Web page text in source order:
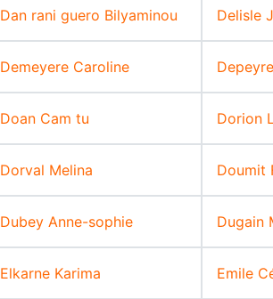
Dan rani guero Bilyaminou Delisle
Demeyere Caroline
Doan Cam tu Dorion
Dorval Melina Doumit
Dubey Anne-sophie Dugain
Elkarne Karima Emile